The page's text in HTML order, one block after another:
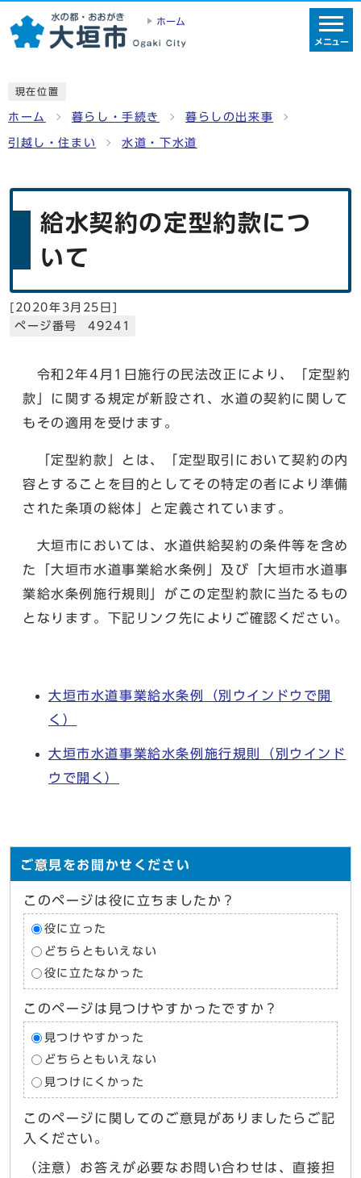
ホーム
メニュー
現在位置
ホーム 暮らし・手続き 暮らしの出来事
引越し・住まい 水道・下水道
給水契約の定型約款につ
いて
[ 2020年3月25日 ]
ページ番号 49241
令和2年4月1日施行の民法改正により、「定型約
款」に関する規定が新設され、水道の契約に関して
もその適用を受けます。
「定型約款」とは、「定型取引において契約の内
容とすることを目的としてその特定の者により準備
された条項の総体」と定義されています。
大垣市においては、水道供給契約の条件等を含め
た「大垣市水道事業給水条例」及び「大垣市水道事
業給水条例施行規則」がこの定型約款に当たるもの
となります。下記リンク先によりご確認ください。
大垣市水道事業給水条例
（別ウインドウで開
く）
大垣市水道事業給水条例施行規則
（別ウインド
ウで開く）
ご意見をお聞かせください
このページは役に立ちましたか？
役に立った
どちらともいえない
役に立たなかった
このページは見つけやすかったですか？
見つけやすかった
どちらともいえない
見つけにくかった
このページに関してのご意見がありましたらご記
入ください。
（注意）お答えが必要なお問い合わせは、直接担